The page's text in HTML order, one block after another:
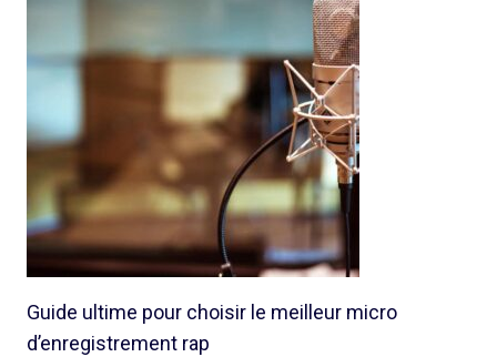
Guide ultime pour choisir le meilleur micro
d’enregistrement rap